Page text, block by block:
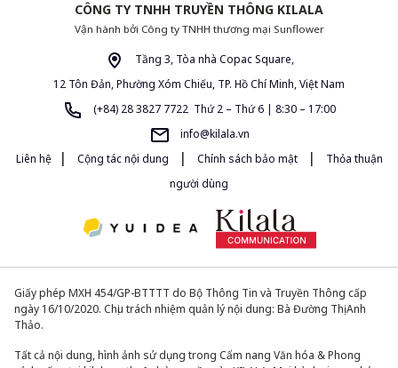
CÔNG TY TNHH TRUYỀN THÔNG KILALA
Vận hành bởi Công ty TNHH thương mại Sunflower
Tầng 3, Tòa nhà Copac Square,
12 Tôn Đản, Phường Xóm Chiếu, TP. Hồ Chí Minh, Việt Nam
(+84) 28 3827 7722 Thứ 2 – Thứ 6 | 8:30 – 17:00
info@kilala.vn
Liên hệ
| Cộng tác nội dung | Chính sách bảo mật |
Thỏa thuận
người dùng
Giấy phép MXH 454/GP-BTTTT do Bộ Thông Tin và Truyền Thông cấp
ngày 16/10/2020. Chịu trách nhiệm quản lý nội dung: Bà Đường Thị Anh
Thảo.
Tất cả nội dung, hình ảnh sử dụng trong Cẩm nang Văn hóa & Phong